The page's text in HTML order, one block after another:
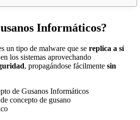
Informáticos?
un tipo de malware que se replica a sí
los sistemas aprovechando
, propagándose fácilmente sin
concepto de gusano